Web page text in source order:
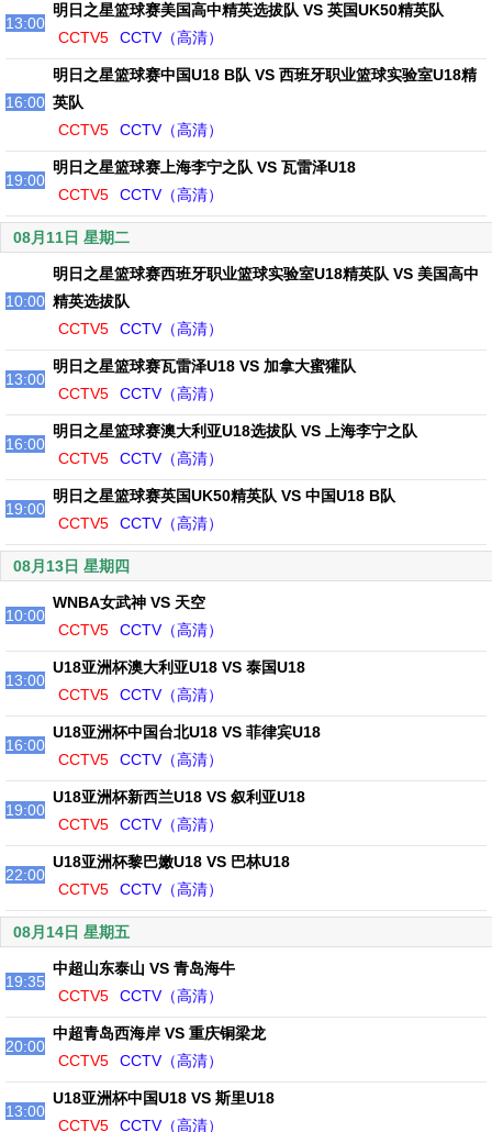
13:00
明日之星篮球赛美国高中精英选拔队 VS 英国UK50精英队
CCTV5
CCTV（高清）
16:00
明日之星篮球赛中国U18 B队 VS 西班牙职业篮球实验室U18精
英队
CCTV5
CCTV（高清）
19:00
明日之星篮球赛上海李宁之队 VS 瓦雷泽U18
CCTV5
CCTV（高清）
08月11日 星期二
10:00
明日之星篮球赛西班牙职业篮球实验室U18精英队 VS 美国高中
精英选拔队
CCTV5
CCTV（高清）
13:00
明日之星篮球赛瓦雷泽U18 VS 加拿大蜜獾队
CCTV5
CCTV（高清）
16:00
明日之星篮球赛澳大利亚U18选拔队 VS 上海李宁之队
CCTV5
CCTV（高清）
19:00
明日之星篮球赛英国UK50精英队 VS 中国U18 B队
CCTV5
CCTV（高清）
08月13日 星期四
10:00
WNBA女武神 VS 天空
CCTV5
CCTV（高清）
13:00
U18亚洲杯澳大利亚U18 VS 泰国U18
CCTV5
CCTV（高清）
16:00
U18亚洲杯中国台北U18 VS 菲律宾U18
CCTV5
CCTV（高清）
19:00
U18亚洲杯新西兰U18 VS 叙利亚U18
CCTV5
CCTV（高清）
22:00
U18亚洲杯黎巴嫩U18 VS 巴林U18
CCTV5
CCTV（高清）
08月14日 星期五
19:35
中超山东泰山 VS 青岛海牛
CCTV5
CCTV（高清）
20:00
中超青岛西海岸 VS 重庆铜梁龙
CCTV5
CCTV（高清）
13:00
U18亚洲杯中国U18 VS 斯里U18
CCTV5
CCTV（高清）